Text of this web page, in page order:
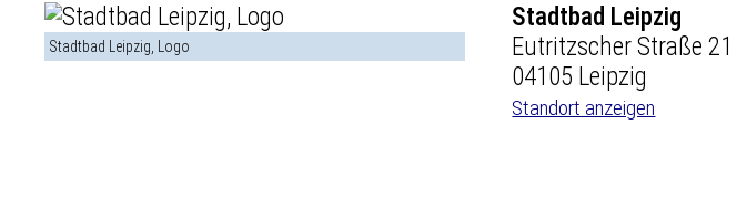
Stadtbad Leipzig, Logo
Stadtbad Leipzig
Eutritzscher Straße 21
04105 Leipzig
Standort anzeigen